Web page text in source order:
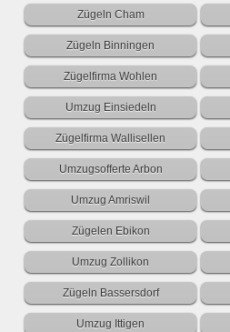
Zügeln Cham
Zügeln Binningen
Zügelfirma Wohlen
Umzug Einsiedeln
Zügelfirma Wallisellen
Umzugsofferte Arbon
Umzug Amriswil
Zügelen Ebikon
Umzug Zollikon
Zügeln Bassersdorf
Umzug Ittigen